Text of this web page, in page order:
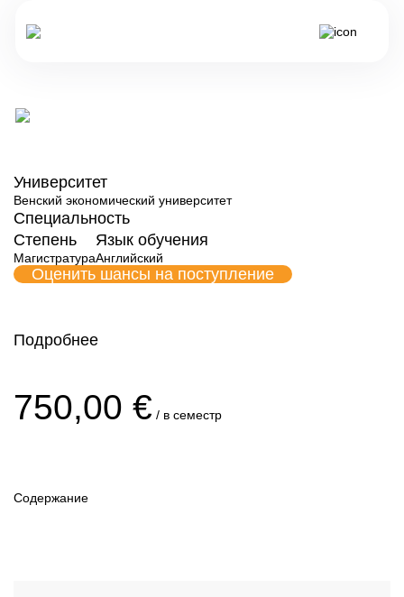
Университет
Венский экономический университет
Специальность
Степень
Магистратура
Язык обучения
Английский
Оценить шансы на поступление
Подробнее
Венский экономический университет
Наличие вступительного
750,00 € / в семестр
Содержание